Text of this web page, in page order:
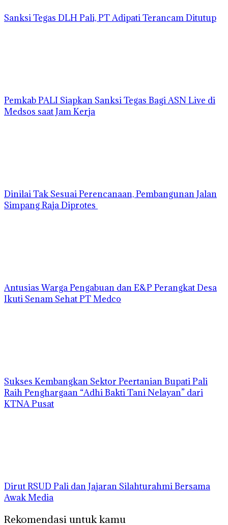
Sanksi Tegas DLH Pali, PT Adipati Terancam Ditutup
Pemkab PALI Siapkan Sanksi Tegas Bagi ASN Live di
Medsos saat Jam Kerja
Dinilai Tak Sesuai Perencanaan, Pembangunan Jalan
Simpang Raja Diprotes
Antusias Warga Pengabuan dan E&P Perangkat Desa
Ikuti Senam Sehat PT Medco
Sukses Kembangkan Sektor Peertanian Bupati Pali
Raih Penghargaan “Adhi Bakti Tani Nelayan” dari
KTNA Pusat
Dirut RSUD Pali dan Jajaran Silahturahmi Bersama
Awak Media
Rekomendasi untuk kamu